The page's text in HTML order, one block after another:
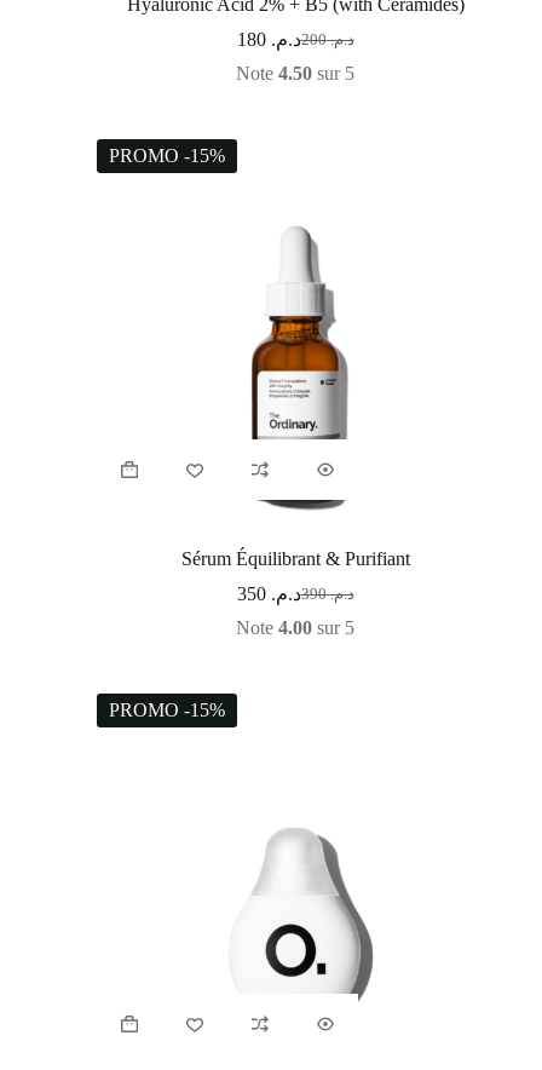
Hyaluronic Acid 2% + B5 (with Ceramides)
د.م.200 د.م. 180
Note 4.50 sur 5
PROMO -15%
Sérum Équilibrant & Purifiant
د.م.390 د.م. 350
Note 4.00 sur 5
PROMO -15%